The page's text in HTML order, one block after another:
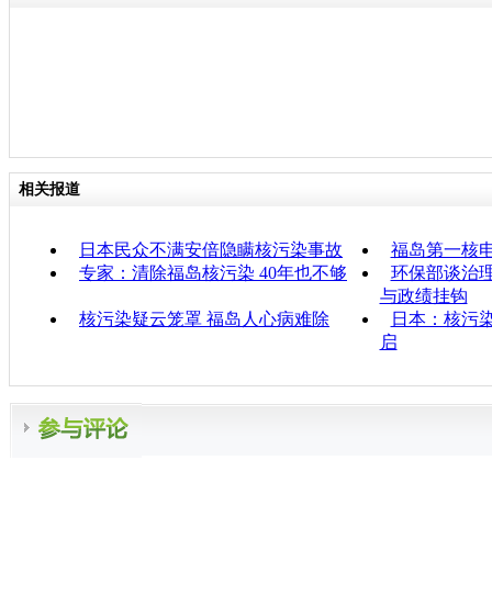
相关报道
日本民众不满安倍隐瞒核污染事故
福岛第一核
专家：清除福岛核污染 40年也不够
环保部谈治
与政绩挂钩
核污染疑云笼罩 福岛人心病难除
日本：核污
启